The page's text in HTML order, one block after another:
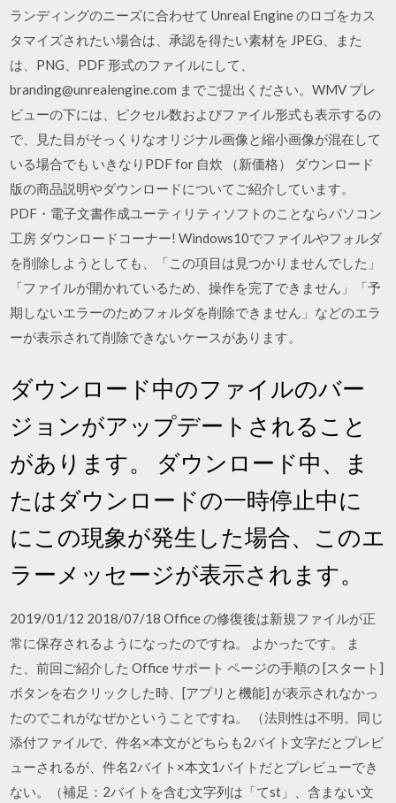
ランディングのニーズに合わせて Unreal Engine のロゴをカス
タマイズされたい場合は、承認を得たい素材を JPEG、また
は、PNG、PDF 形式のファイルにして、
branding@unrealengine.com までご提出ください。WMV プレ
ビューの下には、ピクセル数およびファイル形式も表示するの
で、見た目がそっくりなオリジナル画像と縮小画像が混在して
いる場合でも いきなりPDF for 自炊 （新価格） ダウンロード
版の商品説明やダウンロードについてご紹介しています。
PDF・電子文書作成ユーティリティソフトのことならパソコン
工房 ダウンロードコーナー! Windows10でファイルやフォルダ
を削除しようとしても、「この項目は見つかりませんでした」
「ファイルが開かれているため、操作を完了できません」「予
期しないエラーのためフォルダを削除できません」などのエラ
ーが表示されて削除できないケースがあります。
ダウンロード中のファイルのバー
ジョンがアップデートされること
があります。 ダウンロード中、ま
たはダウンロードの一時停止中に
にこの現象が発生した場合、このエ
ラーメッセージが表示されます。
2019/01/12 2018/07/18 Office の修復後は新規ファイルが正
常に保存されるようになったのですね。 よかったです。 ま
た、前回ご紹介した Office サポート ページの手順の [スタート]
ボタンを右クリックした時、[アプリと機能] が表示されなかっ
たのでこれがなぜかということですね。 （法則性は不明。同じ
添付ファイルで、件名×本文がどちらも2バイト文字だとプレビ
ューされるが、件名2バイト×本文1バイトだとプレビューでき
ない。（補足：2バイトを含む文字列は「てst」、含まない文